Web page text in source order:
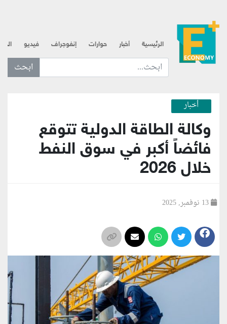
الرئيسية أخبار حوارات إنفوجراف فيديو
ابحث عن... :
أخبار
وكالة الطاقة الدولية تتوقع
فائضاً أكبر في سوق النفط
خلال 2026